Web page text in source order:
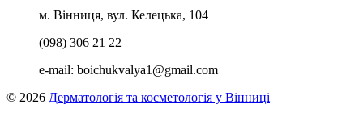
м. Вінниця, вул. Келецька, 104
(098) 306 21 22
e-mail: boichukvalya1@gmail.com
© 2026 Дерматологія та косметологія у Вінниці